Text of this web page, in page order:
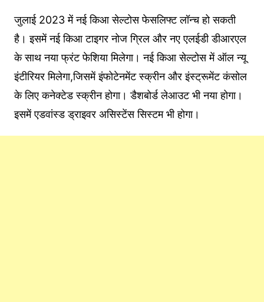
जुलाई 2023 में नई किआ सेल्टोस फेसलिफ्ट लॉन्च हो सकती
है। इसमें नई किआ टाइगर नोज ग्रिल और नए एलईडी डीआरएल
के साथ नया फ्रंट फेशिया मिलेगा। नई किआ सेल्टोस में ऑल न्यू
इंटीरियर मिलेगा,जिसमें इंफोटेनमेंट स्क्रीन और इंस्ट्रूमेंट कंसोल
के लिए कनेक्टेड स्क्रीन होगा। डैशबोर्ड लेआउट भी नया होगा।
इसमें एडवांस्ड ड्राइवर असिस्टेंस सिस्टम भी होगा।